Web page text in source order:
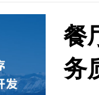
费
费
工
餐
务